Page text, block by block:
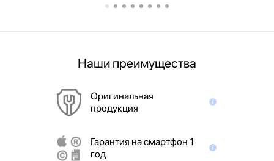
Наши преимущества
Оригинальная
продукция
Гарантия на смартфон 1
год